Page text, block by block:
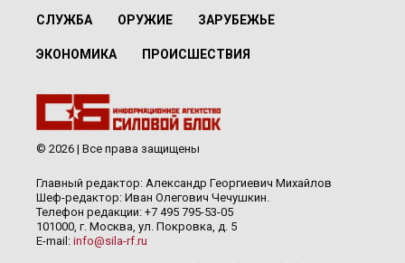
СЛУЖБА ОРУЖИЕ ЗАРУБЕЖЬЕ
ЭКОНОМИКА ПРОИСШЕСТВИЯ
© 2026 | Все права защищены
Главный редактор: Александр Георгиевич Михайлов
Шеф-редактор: Иван Олегович Чечушкин.
Телефон редакции: +7 495 795-53-05
101000, г. Москва, ул. Покровка, д. 5
E-mail: info@sila-rf.ru